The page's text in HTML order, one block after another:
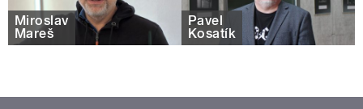
Miroslav
Mareš
Pavel
Kosatík